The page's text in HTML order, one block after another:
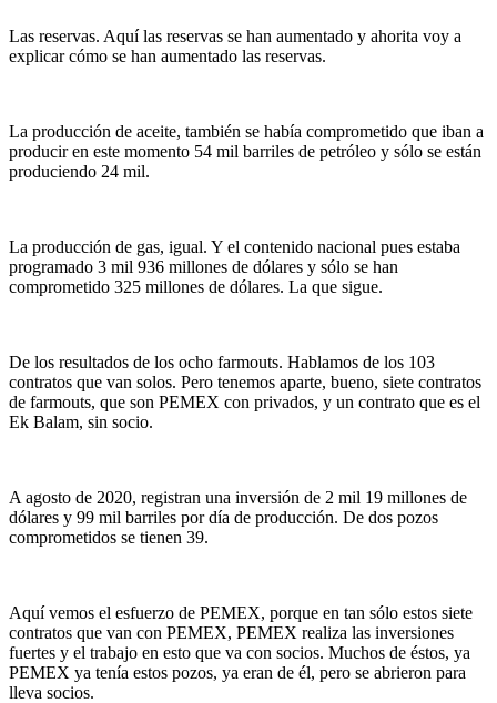
Las reservas. Aquí las reservas se han aumentado y ahorita voy a
explicar cómo se han aumentado las reservas.
La producción de aceite, también se había comprometido que iban a
producir en este momento 54 mil barriles de petróleo y sólo se están
produciendo 24 mil.
La producción de gas, igual. Y el contenido nacional pues estaba
programado 3 mil 936 millones de dólares y sólo se han
comprometido 325 millones de dólares. La que sigue.
De los resultados de los ocho farmouts. Hablamos de los 103
contratos que van solos. Pero tenemos aparte, bueno, siete contratos
de farmouts, que son PEMEX con privados, y un contrato que es el
Ek Balam, sin socio.
A agosto de 2020, registran una inversión de 2 mil 19 millones de
dólares y 99 mil barriles por día de producción. De dos pozos
comprometidos se tienen 39.
Aquí vemos el esfuerzo de PEMEX, porque en tan sólo estos siete
contratos que van con PEMEX, PEMEX realiza las inversiones
fuertes y el trabajo en esto que va con socios. Muchos de éstos, ya
PEMEX ya tenía estos pozos, ya eran de él, pero se abrieron para
lleva socios.